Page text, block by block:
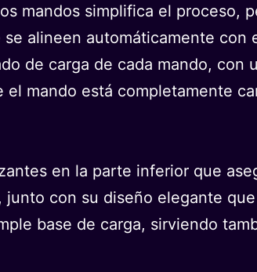
mandos simplifica el proceso,
alineen automáticamente con
de carga de cada mando, con
mando está completamente
en la parte inferior que
con su diseño elegante
base de carga, sirviendo